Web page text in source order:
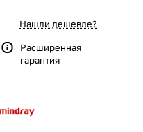
Нашли дешевле?
Расширенная
гарантия